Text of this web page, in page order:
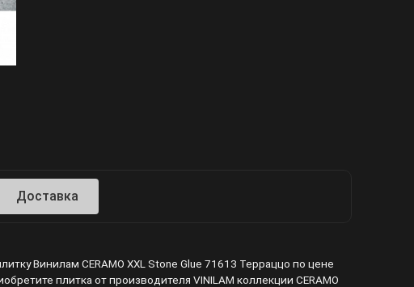
Доставка
Винилам CERAMO XXL Stone Glue 71613 Терраццо по цене
плитка от производителя VINILAM коллекции CERAMO